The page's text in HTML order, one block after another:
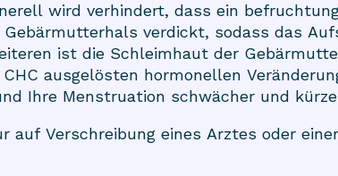
wird verhindert, dass ein
verdickt, sodass das
ist die Schleimhaut der
ausgelösten hormonellen
Ihre Menstruation schwächer und
auf Verschreibung eines Arztes oder